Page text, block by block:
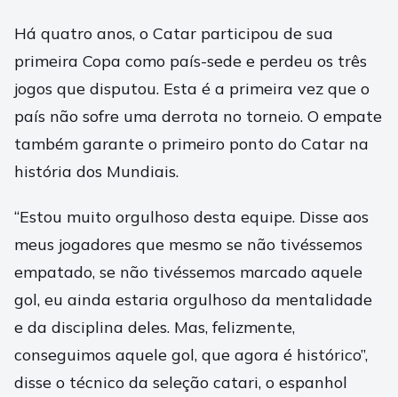
Há quatro anos, o Catar participou de sua
primeira Copa como país-sede e perdeu os três
jogos que disputou. Esta é a primeira vez que o
país não sofre uma derrota no torneio. O empate
também garante o primeiro ponto do Catar na
história dos Mundiais.
“Estou muito orgulhoso desta equipe. Disse aos
meus jogadores que mesmo se não tivéssemos
empatado, se não tivéssemos marcado aquele
gol, eu ainda estaria orgulhoso da mentalidade
e da disciplina deles. Mas, felizmente,
conseguimos aquele gol, que agora é histórico”,
disse o técnico da seleção catari, o espanhol